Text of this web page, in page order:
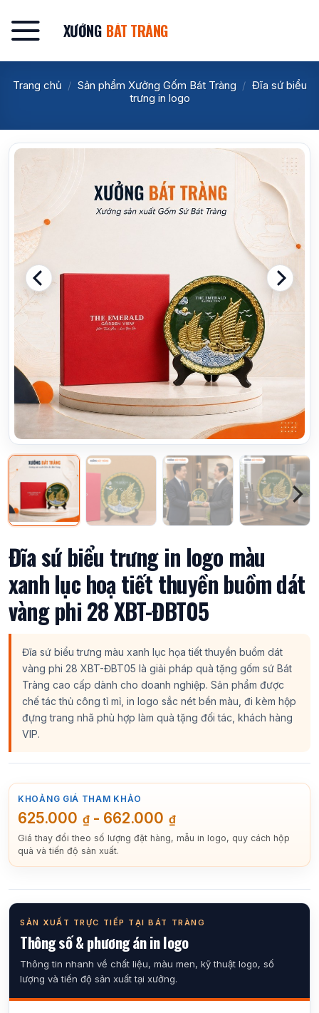
qua
nội
dung
XƯỞNG BÁT TRÀNG
Trang chủ / Sản phẩm Xưởng Gốm Bát Tràng / Đĩa sứ biểu
trưng in logo
Đĩa sứ biểu trưng in logo màu
xanh lục hoạ tiết thuyền buồm dát
vàng phi 28 XBT-ĐBT05
Đĩa sứ biểu trưng màu xanh lục họa tiết thuyền buồm dát
vàng phi 28 XBT-ĐBT05 là giải pháp quà tặng gốm sứ Bát
Tràng cao cấp dành cho doanh nghiệp. Sản phẩm được
chế tác thủ công tỉ mỉ, in logo sắc nét bền màu, đi kèm hộp
đựng trang nhã phù hợp làm quà tặng đối tác, khách hàng
VIP.
KHOẢNG GIÁ THAM KHẢO
625.000 ₫ - 662.000 ₫
Giá thay đổi theo số lượng đặt hàng, mẫu in logo, quy cách hộp
quà và tiến độ sản xuất.
SẢN XUẤT TRỰC TIẾP TẠI BÁT TRÀNG
Thông số & phương án in logo
Thông tin nhanh về chất liệu, màu men, kỹ thuật logo, số
lượng và tiến độ sản xuất tại xưởng.